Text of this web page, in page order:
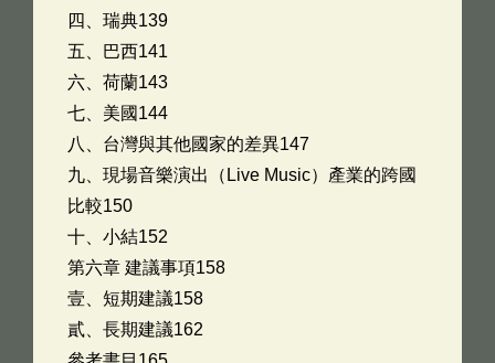
四、瑞典139
五、巴西141
六、荷蘭143
七、美國144
八、台灣與其他國家的差異147
九、現場音樂演出（Live Music）產業的跨國
比較150
十、小結152
第六章 建議事項158
壹、短期建議158
貳、長期建議162